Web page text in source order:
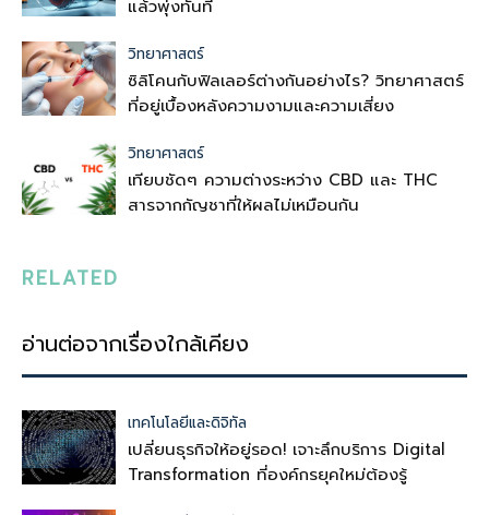
แล้วพุ่งทันที
วิทยาศาสตร์
ซิลิโคนกับฟิลเลอร์ต่างกันอย่างไร? วิทยาศาสตร์
ที่อยู่เบื้องหลังความงามและความเสี่ยง
วิทยาศาสตร์
เทียบชัดๆ ความต่างระหว่าง CBD และ THC
สารจากกัญชาที่ให้ผลไม่เหมือนกัน
RELATED
อ่านต่อจากเรื่องใกล้เคียง
เทคโนโลยีและดิจิทัล
เปลี่ยนธุรกิจให้อยู่รอด! เจาะลึกบริการ Digital
Transformation ที่องค์กรยุคใหม่ต้องรู้